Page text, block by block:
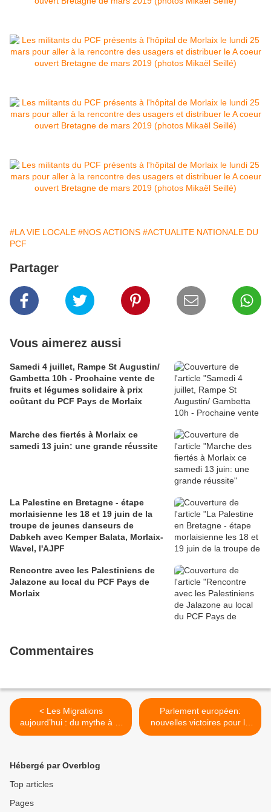
#LA VIE LOCALE #NOS ACTIONS #ACTUALITE NATIONALE DU
PCF
Partager
Vous aimerez aussi
Samedi 4 juillet, Rampe St Augustin/
Gambetta 10h - Prochaine vente de
fruits et légumes solidaire à prix
coûtant du PCF Pays de Morlaix
Marche des fiertés à Morlaix ce
samedi 13 juin: une grande réussite
La Palestine en Bretagne - étape
morlaisienne les 18 et 19 juin de la
troupe de jeunes danseurs de
Dabkeh avec Kemper Balata, Morlaix-
Wavel, l'AJPF
Rencontre avec les Palestiniens de
Jalazone au local du PCF Pays de
Morlaix
Commentaires
< Les Migrations
aujourd’hui : du mythe à la
réalité - Jeudi Rouge du
Withold de Wenden
Parlement européen:
nouvelles victoires pour la
culture (Marie-Pierre Vieu,
Hébergé par Overblog
Top articles
Pages